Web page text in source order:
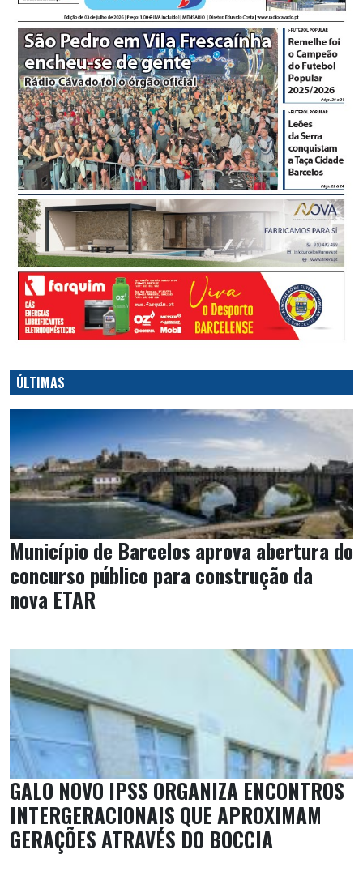
ÚLTIMAS
Município de Barcelos aprova abertura do
concurso público para construção da
nova ETAR
GALO NOVO IPSS ORGANIZA ENCONTROS
INTERGERACIONAIS QUE APROXIMAM
GERAÇÕES ATRAVÉS DO BOCCIA